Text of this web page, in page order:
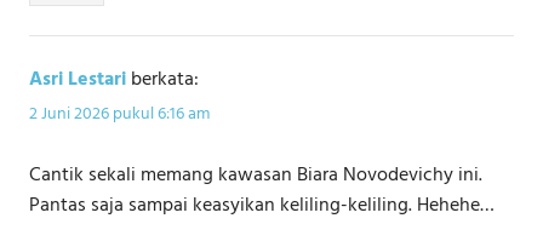
Asri Lestariberkata:
2 Juni 2026 pukul 6:16 am
Cantik sekali memang kawasan Biara Novodevichy ini.
Pantas saja sampai keasyikan keliling-keliling. Hehehe…